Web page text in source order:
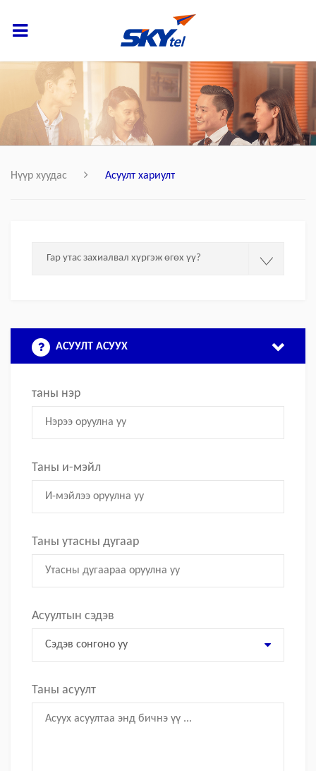
Нүүр хуудас Асуулт хариулт
Гар утас захиалвал хүргэж өгөх үү?
АСУУЛТ АСУУХ
таны нэр
Таны и-мэйл
Таны утасны дугаар
Асуултын сэдэв
Сэдэв сонгоно уу
Таны асуулт